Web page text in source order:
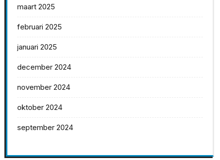
maart 2025
februari 2025
januari 2025
december 2024
november 2024
oktober 2024
september 2024